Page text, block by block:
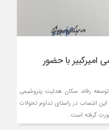
امیرکبیر با حضور
رفاه، سکان هدایت پتروشیمی
انتصاب در راستای تداوم تحولات
گرفته است.